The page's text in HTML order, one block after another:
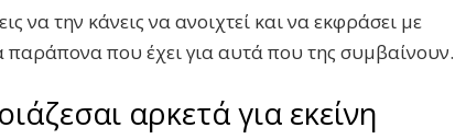
να την κάνεις να ανοιχτεί και να εκφράσει με
παράπονα που έχει για αυτά που της συμβαίνουν.
αρκετά για εκείνη